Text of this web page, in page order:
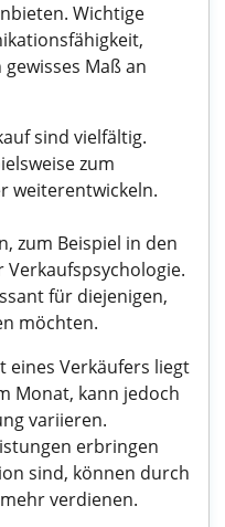
Wichtige
Maß an
sind vielfältig.
zum
weiterentwickeln.
zum Beispiel in den
für diejenigen,
möchten.
eines Verkäufers liegt
Monat, kann jedoch
variieren.
erbringen
sind, können durch
verdienen.